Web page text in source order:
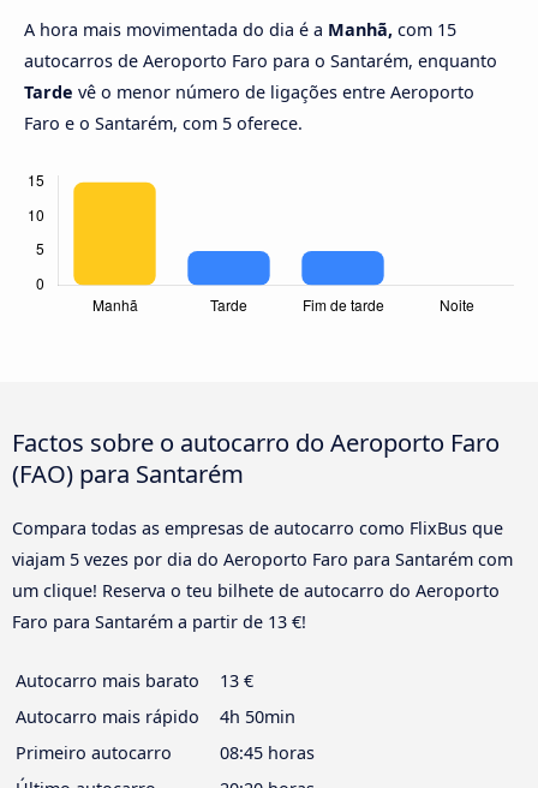
A hora mais movimentada do dia é a Manhã, com 15
autocarros de Aeroporto Faro para o Santarém, enquanto
Tarde vê o menor número de ligações entre Aeroporto
Faro e o Santarém, com 5 oferece.
Factos sobre o autocarro do Aeroporto Faro
(FAO) para Santarém
Compara todas as empresas de autocarro como FlixBus que
viajam 5 vezes por dia do Aeroporto Faro para Santarém com
um clique! Reserva o teu bilhete de autocarro do Aeroporto
Faro para Santarém a partir de 13 €!
Autocarro mais barato
13 €
Autocarro mais rápido
4h 50min
Primeiro autocarro
08:45 horas